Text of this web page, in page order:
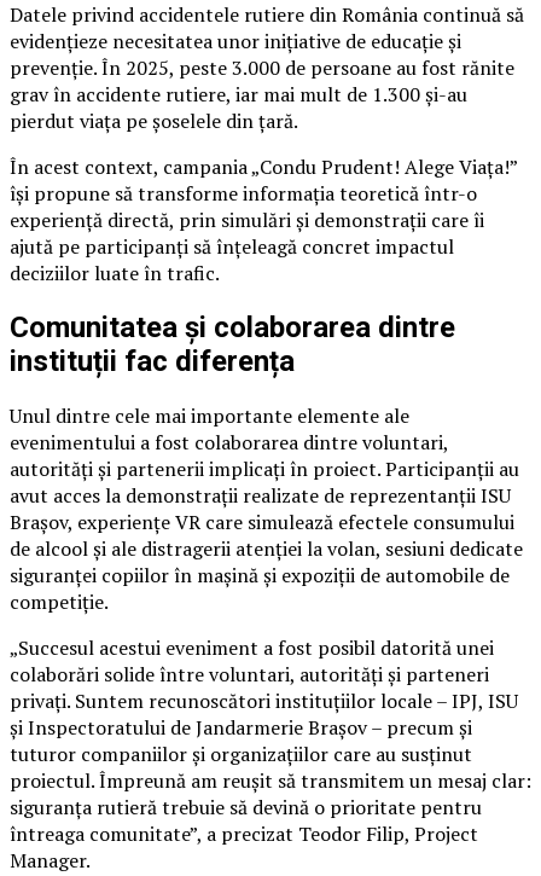
Datele privind accidentele rutiere din România continuă să
evidențieze necesitatea unor inițiative de educație și
prevenție. În 2025, peste 3.000 de persoane au fost rănite
grav în accidente rutiere, iar mai mult de 1.300 și-au
pierdut viața pe șoselele din țară.
În acest context, campania „Condu Prudent! Alege Viața!”
își propune să transforme informația teoretică într-o
experiență directă, prin simulări și demonstrații care îi
ajută pe participanți să înțeleagă concret impactul
deciziilor luate în trafic.
Comunitatea și colaborarea dintre
instituții fac diferența
Unul dintre cele mai importante elemente ale
evenimentului a fost colaborarea dintre voluntari,
autorități și partenerii implicați în proiect. Participanții au
avut acces la demonstrații realizate de reprezentanții ISU
Brașov, experiențe VR care simulează efectele consumului
de alcool și ale distragerii atenției la volan, sesiuni dedicate
siguranței copiilor în mașină și expoziții de automobile de
competiție.
„Succesul acestui eveniment a fost posibil datorită unei
colaborări solide între voluntari, autorități și parteneri
privați. Suntem recunoscători instituțiilor locale – IPJ, ISU
și Inspectoratului de Jandarmerie Brașov – precum și
tuturor companiilor și organizațiilor care au susținut
proiectul. Împreună am reușit să transmitem un mesaj clar:
siguranța rutieră trebuie să devină o prioritate pentru
întreaga comunitate”, a precizat Teodor Filip, Project
Manager.